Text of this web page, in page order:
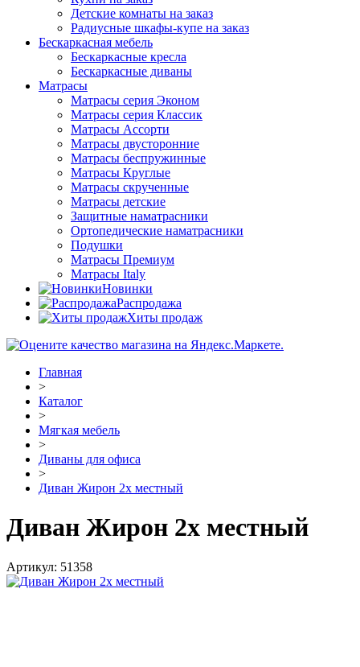
Детские комнаты на заказ
Радиусные шкафы-купе на заказ
Бескаркасная мебель
Бескаркасные кресла
Бескаркасные диваны
Матрасы
Матрасы серия Эконом
Матрасы серия Классик
Матрасы Ассорти
Матрасы двусторонние
Матрасы беспружинные
Матрасы Круглые
Матрасы скрученные
Матрасы детские
Защитные наматрасники
Ортопедические наматрасники
Подушки
Матрасы Премиум
Матрасы Italy
Новинки
Распродажа
Хиты продаж
Главная
>
Каталог
>
Мягкая мебель
>
Диваны для офиса
>
Диван Жирон 2х местный
Диван Жирон 2х местный
Артикул: 51358